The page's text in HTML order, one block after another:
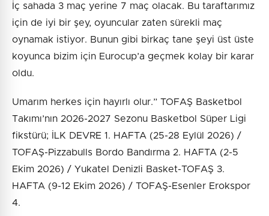
İç sahada 3 maç yerine 7 maç olacak. Bu taraftarımız
için de iyi bir şey, oyuncular zaten sürekli maç
oynamak istiyor. Bunun gibi birkaç tane şeyi üst üste
koyunca bizim için Eurocup’a geçmek kolay bir karar
oldu.
Umarım herkes için hayırlı olur.” TOFAŞ Basketbol
Takımı’nın 2026-2027 Sezonu Basketbol Süper Ligi
fikstürü; İLK DEVRE 1. HAFTA (25-28 Eylül 2026) /
TOFAŞ-Pizzabulls Bordo Bandırma 2. HAFTA (2-5
Ekim 2026) / Yukatel Denizli Basket-TOFAŞ 3.
HAFTA (9-12 Ekim 2026) / TOFAŞ-Esenler Erokspor
4.